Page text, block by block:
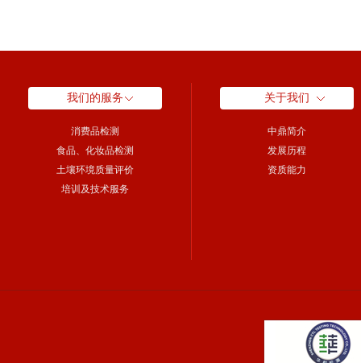
我们的服务
消费品检测
食品、化妆品检测
土壤环境质量评价
培训及技术服务
关于我们
中鼎简介
发展历程
资质能力